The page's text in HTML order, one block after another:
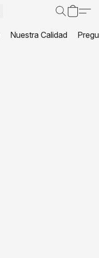
Nuestra Calidad